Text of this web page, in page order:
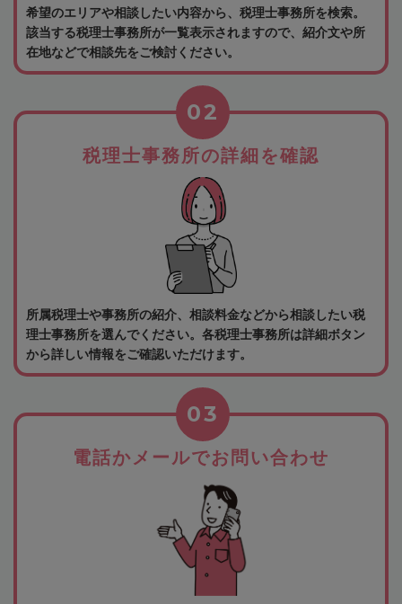
希望のエリアや相談したい内容から、税理士事務所を検索。
該当する税理士事務所が一覧表示されますので、紹介文や所
在地などで相談先をご検討ください。
税理士事務所の詳細を確認
02
所属税理士や事務所の紹介、相談料金などから相談したい税
理士事務所を選んでください。各税理士事務所は詳細ボタン
から詳しい情報をご確認いただけます。
電話かメールでお問い合わせ
03